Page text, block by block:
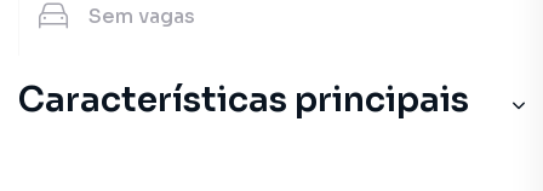
Sem vagas
Características principais